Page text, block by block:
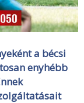
a bécsi
enyhébb